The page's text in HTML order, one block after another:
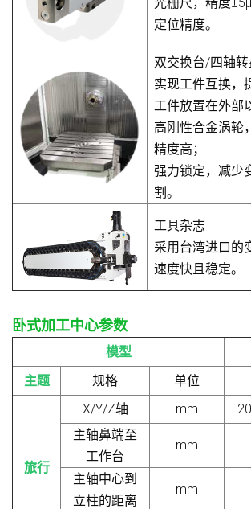
定位精度。
双交换台/四轴
实现工件互换，
工件放置在外部
高刚性合金涡轮
精度高；
强力锁定，减少
割。
工具杂志
采用台湾进口的
速度快且稳定。
卧式加工中心参数
模型
主题
规格 单位
旅行
X/Y/Z轴 mm
主轴鼻端至
工作台
mm
主轴中心到
立柱的距离
mm